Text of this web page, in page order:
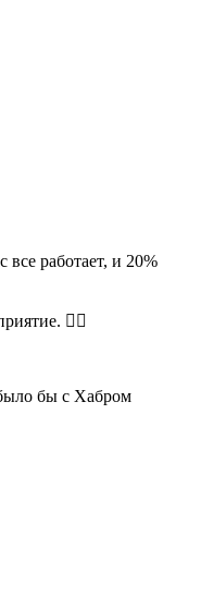
работает, и 20%
🤷‍♀️
бы с Хабром